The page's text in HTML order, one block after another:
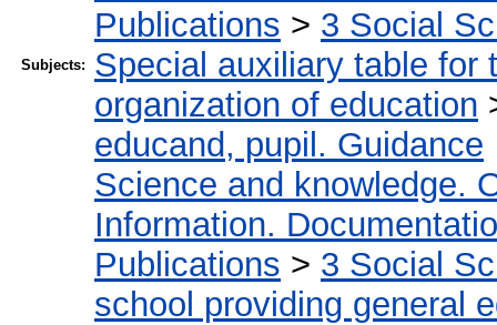
Subjects:
Publications > 3 Social
Special auxiliary table for
organization of education
educand, pupil. Guidance
Science and knowledge.
Information.
Publications > 3 Social
school providing general